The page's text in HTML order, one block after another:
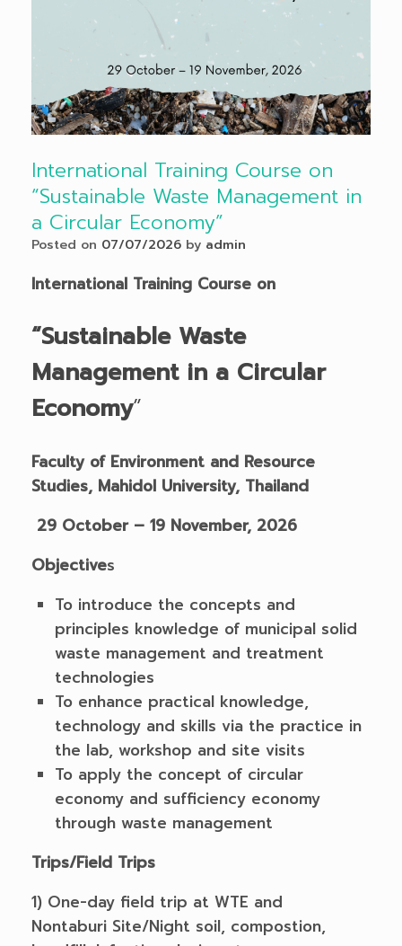
International Training Course on
“Sustainable Waste Management in
a Circular Economy”
Posted on 07/07/2026 by admin
International Training Course on
“SustainableWaste
Management in a Circular
Economy”
Faculty of Environment and Resource
Studies, Mahidol University, Thailand
29 October – 19 November, 2026
Objectives
To introduce the concepts and
principles knowledge of municipal solid
waste management and treatment
technologies
To enhance practical knowledge,
technology and skills via the practice in
the lab, workshop and site visits
To apply the concept of circular
economy and sufficiency economy
through waste management
Trips/Field Trips
1) One-day field trip at WTE and
Nontaburi Site/Night soil, compostion,